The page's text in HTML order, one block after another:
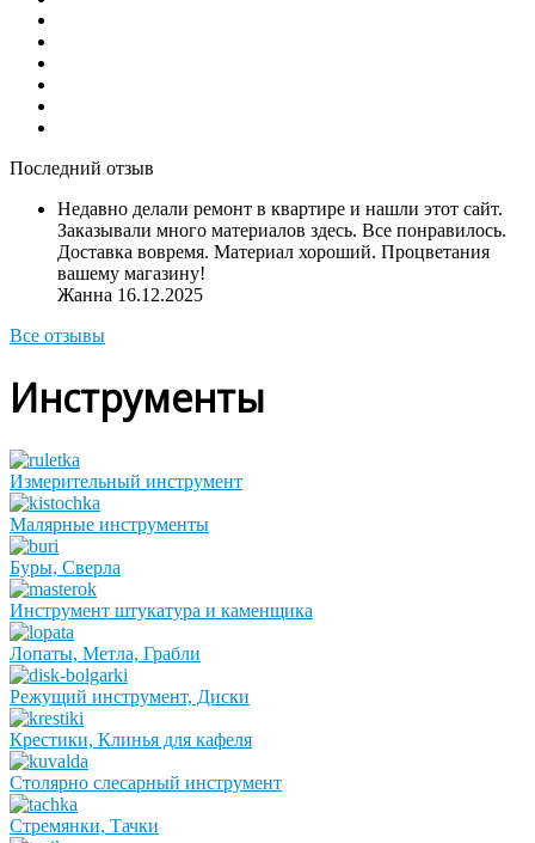
Последний отзыв
Недавно делали ремонт в квартире и нашли этот сайт.
Заказывали много материалов здесь. Все понравилось.
Доставка вовремя. Материал хороший. Процветания
вашему магазину!
Жанна 16.12.2025
Все отзывы
Инструменты
Измерительный инструмент
Малярные инструменты
Буры, Сверла
Инструмент штукатура и каменщика
Лопаты, Метла, Грабли
Режущий инструмент, Диски
Крестики, Клинья для кафеля
Столярно слесарный инструмент
Стремянки, Тачки